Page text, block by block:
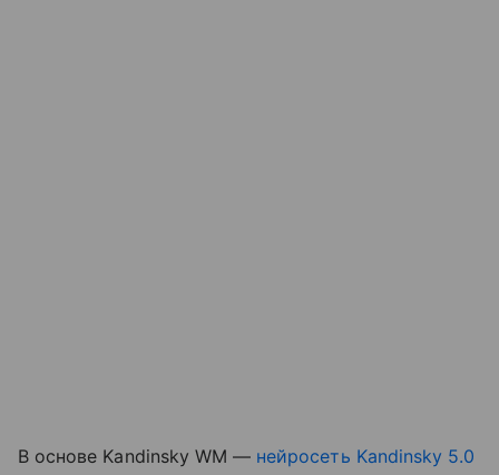
В основе Kandinsky WM — нейросеть Kandinsky 5.0